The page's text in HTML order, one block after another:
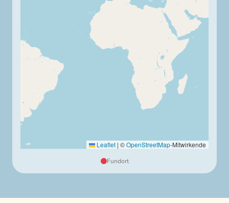
Leaflet | ©OpenStreetMap-Mitwirkende
Fundort